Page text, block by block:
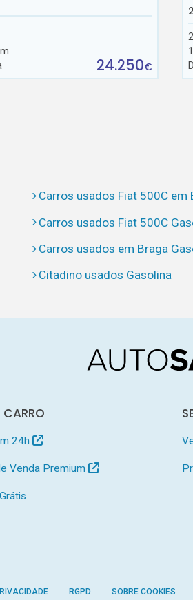
24.250€
Carros usados Fiat 500C em
Carros usados Fiat 500C
Carros usados em Braga
Citadino usados Gasolina
CARRO
24h
Venda Premium
RGPD SOBRE COOKIES